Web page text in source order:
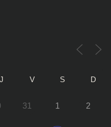
J V S D
31 1 2